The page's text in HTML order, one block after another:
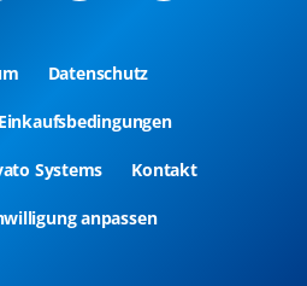
Datenschutz
Systems Kontakt
anpassen